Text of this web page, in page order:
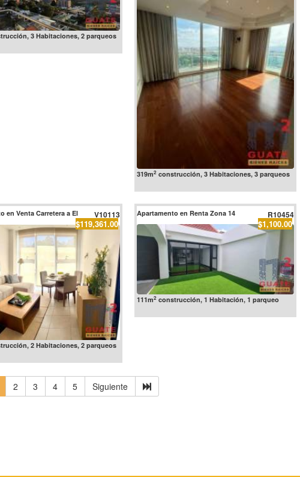
3 Habitaciones, 2 parqueos
319m2 construcción, 3 Habitaciones, 3 parqueos
en Venta Carretera a El
V10113
$119,361.00
2 Habitaciones, 2 parqueos
Apartamento en Renta Zona 14 R10454
$1,100.00
111m2 construcción, 1 Habitación, 1 parqueo
2 3 4 5 Siguiente